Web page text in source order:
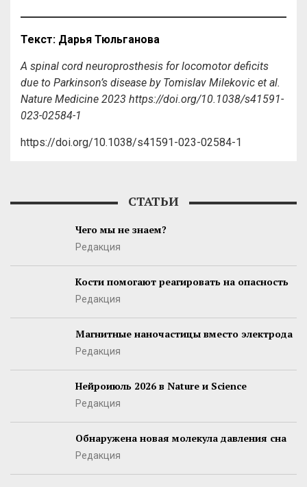
Текст: Дарья Тюльганова
A spinal cord neuroprosthesis for locomotor deficits
due to Parkinson’s disease by Tomislav Milekovic et al.
Nature Medicine 2023 https://doi.org/10.1038/s41591-
023-02584-1
https://doi.org/10.1038/s41591-023-02584-1
СТАТЬИ
Чего мы не знаем?
Редакция
Кости помогают реагировать на опасность
Редакция
Магнитные наночастицы вместо электрода
Редакция
Нейроиюль 2026 в Nature и Science
Редакция
Обнаружена новая молекула давления сна
Редакция